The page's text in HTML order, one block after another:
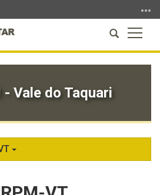
a
Abrir
a
busca
- Vale do Taquari